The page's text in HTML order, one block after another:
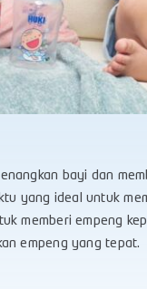
bayi dan
yang ideal untuk
memberi empeng
empeng yang tepat.